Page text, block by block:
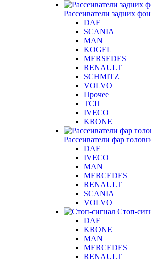
Рассеиватели задних
DAF
SCANIA
MAN
KOGEL
MERSEDES
RENAULT
SCHMITZ
VOLVO
Прочее
ТСП
IVECO
KRONE
Рассеиватели фар
DAF
IVECO
MAN
MERCEDES
RENAULT
SCANIA
VOLVO
Стоп-
DAF
KRONE
MAN
MERCEDES
RENAULT